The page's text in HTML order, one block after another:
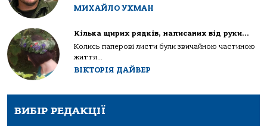
МИХАЙЛО УХМАН
Кілька щирих рядків, написаних від руки…
Колись паперові листи були звичайною частиною
життя...
ВІКТОРІЯ ДАЙВЕР
ВИБІР РЕДАКЦІЇ